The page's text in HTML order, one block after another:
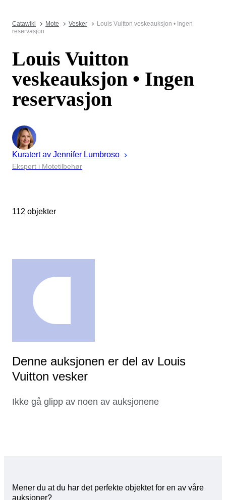
Catawiki Mote Vesker
Louis Vuitton veskeauksjon • Ingen
reservasjon
Louis Vuitton
veskeauksjon • Ingen
reservasjon
Kuratert av Jennifer Lumbroso
Ekspert i Motetilbehør
112 objekter
Denne auksjonen er del av Louis
Vuitton vesker
Ikke gå glipp av noen av auksjonene
Mener du at du har det perfekte objektet for en av våre
auksjoner?